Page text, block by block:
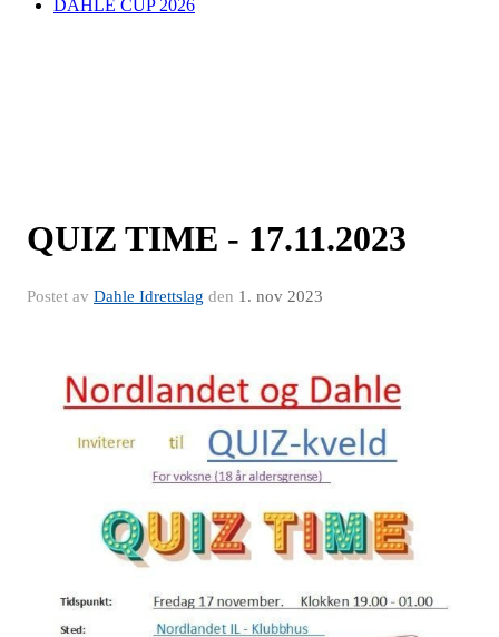
DAHLE CUP 2026
QUIZ TIME - 17.11.2023
Postet av Dahle Idrettslag den 1. nov 2023